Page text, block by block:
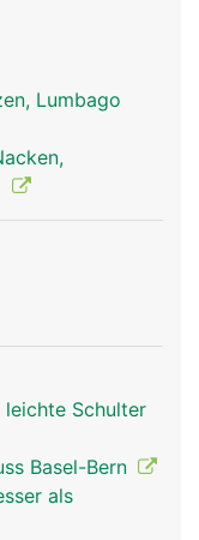
Lumbago
Schulter
Basel-Bern
als